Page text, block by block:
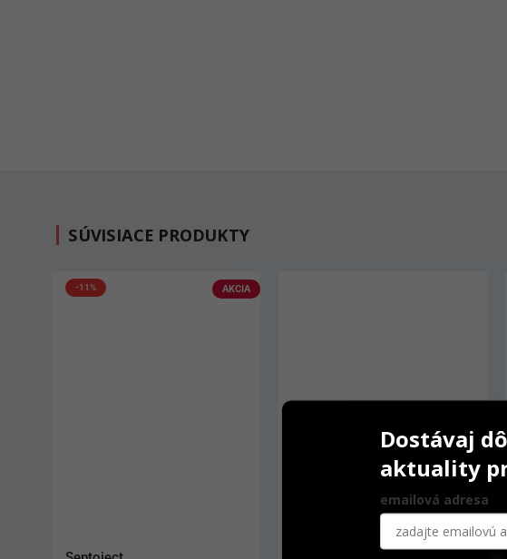
SÚVISIACE PRODUKTY
AKCIA
-11%
Dostávaj
aktuality
emailová adresa